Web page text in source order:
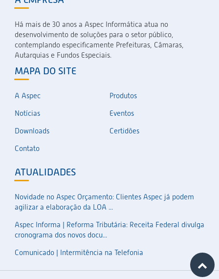
Há mais de 30 anos a Aspec Informática atua no
desenvolvimento de soluções para o setor público,
contemplando especificamente Prefeituras, Câmaras,
Autarquias e Fundos Especiais.
MAPA DO SITE
A Aspec
Produtos
Notícias
Eventos
Downloads
Certidões
Contato
ATUALIDADES
Novidade no Aspec Orçamento: Clientes Aspec já podem
agilizar a elaboração da LOA ...
Aspec Informa | Reforma Tributária: Receita Federal divulga
cronograma dos novos docu...
Comunicado | Intermitência na Telefonia